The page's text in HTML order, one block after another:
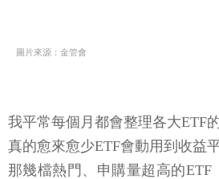
圖片來源：金管會
我平常每個月都會整理各大ETF
真的愈來愈少ETF會動用到收益
那幾檔熱門、申購量超高的ETF